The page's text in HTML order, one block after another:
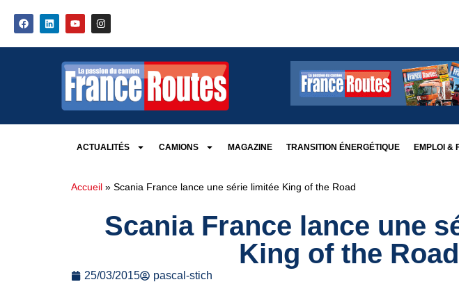
ACTUALITÉS CAMIONS MAGAZINE TRANSITION ÉNERGÉTIQUE EMPLOI &
Accueil » Scania France lance une série limitée King of the Road
Scania France lance une
King of the Road
25/03/2015 pascal-stich